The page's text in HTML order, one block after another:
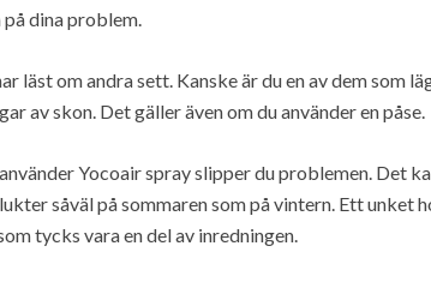
på dina problem.
läst om andra sett. Kanske är du en av dem som
av skon. Det gäller även om du använder en påse.
Yocoair spray slipper du problemen. Det
såväl på sommaren som på vintern. Ett
tycks vara en del av inredningen.